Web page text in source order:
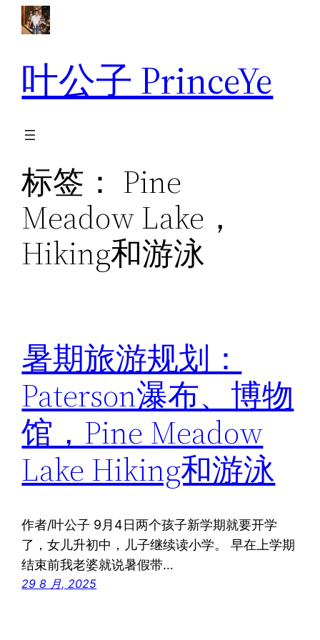
叶公子 PrinceYe
标签： Pine
Meadow Lake，
Hiking和游泳
暑期旅游规划：
Paterson瀑布、博物
馆，Pine Meadow
Lake Hiking和游泳
作者/叶公子 9月4日两个孩子新学期就要开学
了，女儿升初中，儿子继续读小学。 早在上学期
结束前我老婆就说暑假带…
29 8 月, 2025